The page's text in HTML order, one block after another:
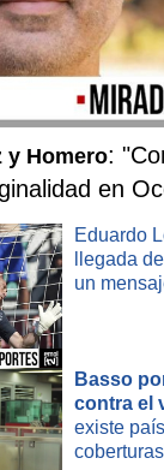
y Homero:
en
Eduardo
llegada
un
Basso
contra el
existe